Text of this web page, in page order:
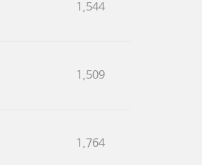
1,544
1,509
1,764